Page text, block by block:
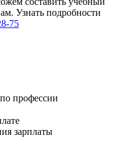
Узнать подробности
75
профессии
зарплаты